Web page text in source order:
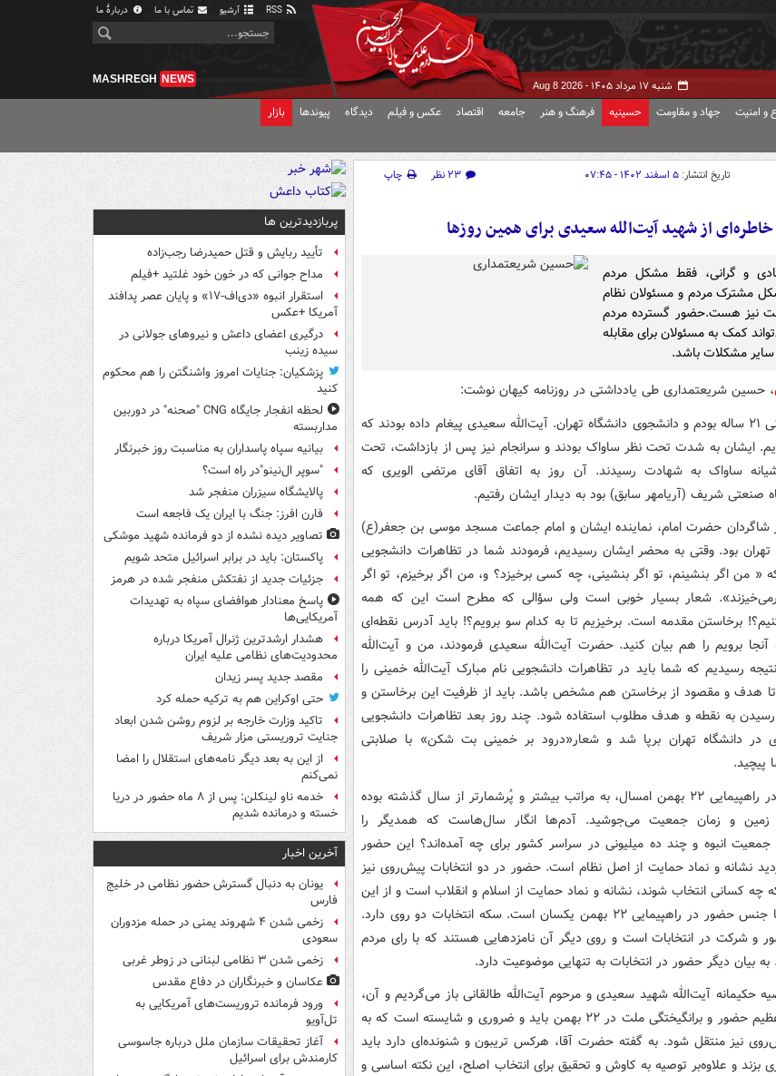
آرشیو تماس با ما دربارهٔ ما
شنبه ۱۷ مرداد ۱۴۰۵ - Aug 8 2026
MASHREGH NEWS
و امنیت جهاد و مقاومت حسینیه فرهنگ و هنر جامعه اقتصاد عکس و فیلم دیدگاه پیوندها بازار
تاریخ انتشار: ۵ اسفند ۱۴۰۲ - ۰۷:۴۵ ۲۳ نظر
چاپ
خاطره‌ای از شهید آیت‌الله سعیدی برای همین روزها
و گرانی، فقط مشکل مردم
مشترک مردم و مسئولان نظام
نیز هست.حضور گسترده مردم
کمک به مسئولان برای مقابله
مشکلات باشد.
، حسین شریعتمداری طی یادداشتی در روزنامه کیهان نوشت:
۱- آن روزها جوانی ۲۱ ساله بودم و دانشجوی دانشگاه تهران. آیت‌الله سعیدی پیغام داده بودند که
ایشان به شدت تحت نظر ساواک بودند و سرانجام نیز پس از بازداشت، تحت
ساواک به شهادت رسیدند. آن روز به اتفاق آقای مرتضی الویری که
صنعتی شریف (آریامهر سابق‌) بود به دیدار ایشان رفتیم.
شاگردان حضرت امام، نماینده ایشان و امام جماعت مسجد موسی بن جعفر(ع)
تهران بود. وقتی به محضر ایشان رسیدیم، فرمودند شما در تظاهرات دانشجویی
من اگر بنشینم، تو اگر بنشینی، چه کسی برخیزد؟ و، من اگر برخیزم، تو اگر
شعار بسیار خوبی است ولی سؤالی که مطرح است این که همه
برخاستن مقدمه است. برخیزیم تا به کدام سو برویم؟! باید آدرس نقطه‌ای
برویم را هم بیان کنید. حضرت آیت‌الله سعیدی فرمودند، من و آیت‌الله
رسیدیم که شما باید در تظاهرات دانشجویی نام مبارک آیت‌الله خمینی را
هدف و مقصود از برخاستن هم مشخص باشد. باید از ظرفیت این برخاستن و
رسیدن به نقطه و هدف مطلوب استفاده شود. چند روز بعد تظاهرات دانشجویی
در دانشگاه تهران برپا شد و شعار«‌درود بر خمینی بت شکن‌» با صلابتی
پیچید.
۲- حضور مردم در راهپیمایی ۲۲ بهمن امسال، به مراتب بیشتر و پُرشمارتر از سال گذشته بوده
و زمان جمعیت می‌جوشید. آدم‌ها انگار سال‌هاست که همدیگر را
انبوه و چند ده میلیونی در سراسر کشور برای چه آمده‌اند؟ این حضور
نشانه و نماد حمایت از اصل نظام است. حضور در دو انتخابات پیش‌روی نیز
چه کسانی انتخاب شوند، نشانه و نماد حمایت از اسلام و انقلاب است و از این
روی جنس آن با جنس حضور در راهپیمایی ۲۲ بهمن یکسان است. سکه انتخابات دو روی دارد.
و شرکت در انتخابات است و روی دیگر آن نامزدهایی هستند که با رای مردم
بیان دیگر حضور در انتخابات به تنهایی موضوعیت دارد.
حکیمانه آیت‌الله شهید سعیدی و مرحوم آیت‌الله طالقانی باز می‌گردیم و آن،
این که ظرفیت عظیم حضور و برانگیختگی ملت در ۲۲ بهمن باید و ضروری و شایسته است که به
نیز منتقل شود. به گفته حضرت آقا، هرکس تریبون و شنونده‌ای دارد باید
و علاوه‌بر توصیه به کاوش و تحقیق برای انتخاب اصلح، این نکته اساسی و
پربازدیدترین ها
تأیید ربایش و قتل حمیدرضا رجب‌زاده
مداح جوانی که در خون خود غلتید +فیلم
استقرار انبوه «دی‌اف‑۱۷» و پایان عصر پدافند
آمریکا +عکس
درگیری اعضای داعش و نیروهای جولانی در
سیده زینب
پزشکیان: جنایات امروز واشنگتن را هم محکوم
کنید
لحظه انفجار جایگاه CNG "صحنه" در دوربین
مداربسته
بیانیه سپاه پاسداران به مناسبت روز خبرنگار
"سوپر ال‌نینو"در راه است؟
پالایشگاه سیزران منفجر شد
فارن افرز: جنگ با ایران یک فاجعه است
تصاویر دیده‌ نشده از دو فرمانده شهید موشکی
پاکستان: باید در برابر اسرائیل متحد شویم
جزئیات جدید از نفتکش منفجر شده در هرمز
پاسخ معنادار هوافضای سپاه به تهدیدات
آمریکایی‌ها
هشدار ارشدترین ژنرال آمریکا درباره
محدودیت‌های نظامی علیه ایران
مقصد جدید پسر زیدان
حتی اوکراین هم به ترکیه حمله کرد
تاکید وزارت خارجه بر لزوم روشن شدن ابعاد
جنایت تروریستی مزار شریف
از این به بعد دیگر نامه‌های استقلال را امضا
نمی‌کنم
خدمه ناو لینکلن: پس از ۸ ماه حضور در دریا
خسته و درمانده‌ شدیم
آخرین اخبار
یونان به دنبال گسترش حضور نظامی در خلیج
فارس
زخمی شدن ۴ شهروند یمنی در حمله مزدوران
سعودی
زخمی شدن ۳ نظامی لبنانی در زوطر غربی
عکاسان و خبرنگاران در دفاع مقدس
ورود فرمانده تروریست‌های آمریکایی به
تل‌آویو
آغاز تحقیقات سازمان ملل درباره جاسوسی
کارمندش برای اسرائیل